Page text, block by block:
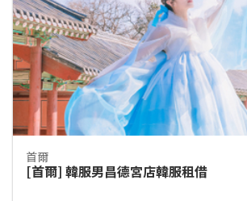
首爾
[首爾] 韓服男昌德宮店韓服租借